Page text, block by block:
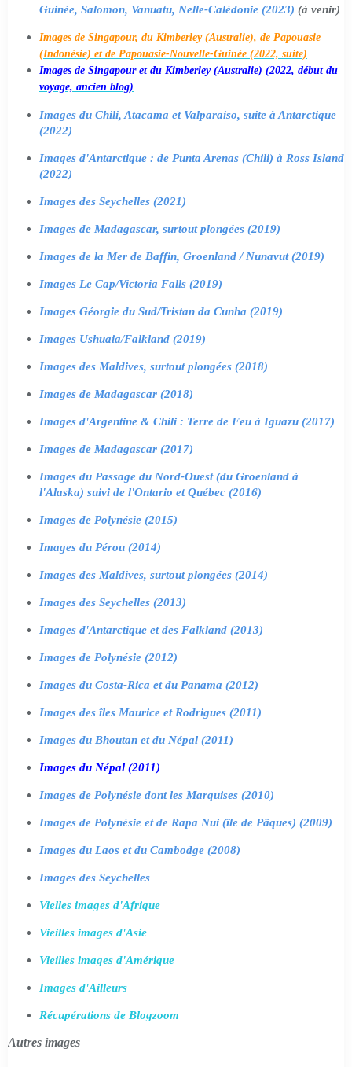
Guinée, Salomon, Vanuatu, Nelle-Calédonie (2023) (à venir)
Images de Singapour, du Kimberley (Australie), de Papouasie
(Indonésie) et de Papouasie-Nouvelle-Guinée (2022, suite)
Images de Singapour et du Kimberley (Australie) (2022, début du
voyage, ancien blog)
Images du Chili, Atacama et Valparaiso, suite à Antarctique
(2022)
Images d'Antarctique : de Punta Arenas (Chili) à Ross Island
(2022)
Images des Seychelles (2021)
Images de Madagascar, surtout plongées (2019)
Images de la Mer de Baffin, Groenland / Nunavut (2019)
Images Le Cap/Victoria Falls (2019)
Images Géorgie du Sud/Tristan da Cunha (2019)
Images Ushuaia/Falkland (2019)
Images des Maldives, surtout plongées (2018)
Images de Madagascar (2018)
Images d'Argentine & Chili : Terre de Feu à Iguazu (2017)
Images de Madagascar (2017)
Images du Passage du Nord-Ouest (du Groenland à
l'Alaska) suivi de l'Ontario et Québec (2016)
Images de Polynésie (2015)
Images du Pérou (2014)
Images des Maldives, surtout plongées (2014)
Images des Seychelles (2013)
Images d'Antarctique et des Falkland (2013)
Images de Polynésie (2012)
Images du Costa-Rica et du Panama (2012)
Images des îles Maurice et Rodrigues (2011)
Images du Bhoutan et du Népal (2011)
Images du Népal (2011)
Images de Polynésie dont les Marquises (2010)
Images de Polynésie et de Rapa Nui (île de Pâques) (2009)
Images du Laos et du Cambodge (2008)
Images des Seychelles
Vielles images d'Afrique
Vieilles images d'Asie
Vieilles images d'Amérique
Images d'Ailleurs
Récupérations de Blogzoom
Autres images